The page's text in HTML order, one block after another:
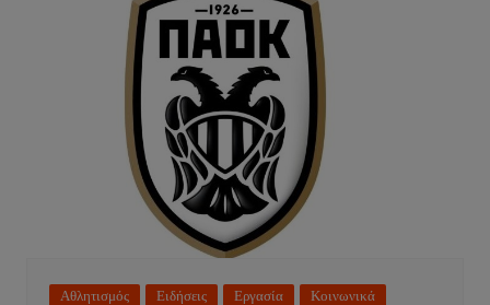
Αθλητισμός Ειδήσεις Εργασία Κοινωνικά